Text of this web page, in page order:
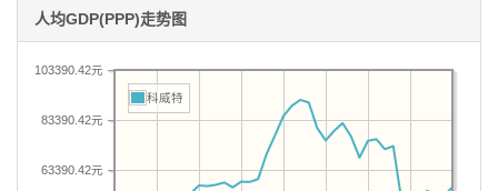
人均GDP(PPP)走势图
63390.42元
83390.42元
103390.42元
科威特